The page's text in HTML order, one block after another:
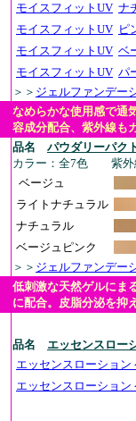
モイスフィットUV ナ
モイスフィットUV ピ
モイスフィットUV ベ
モイスフィットUV パ
＞＞ ジェルファンデー
なめらかな使用感で通
容成分配合、紫外線も
品名 パウダリーパク
カラー：全7色 紫外
ベージュ
ライトナチュラル
ナチュラル
ベージュピンク
＞＞ ジェルファンデー
低刺激な天然ゲルにま
に配合。皮脂分泌を抑
品名 エッセンスロー
エッセンスローション
エッセンスローション